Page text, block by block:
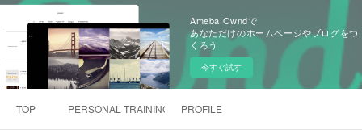
Ameba Owndで
あなただけのホームページやブログをつ
くろう
今すぐ試す
TOP PERSONAL TRAINING 「Rebeyond」
PROFILE